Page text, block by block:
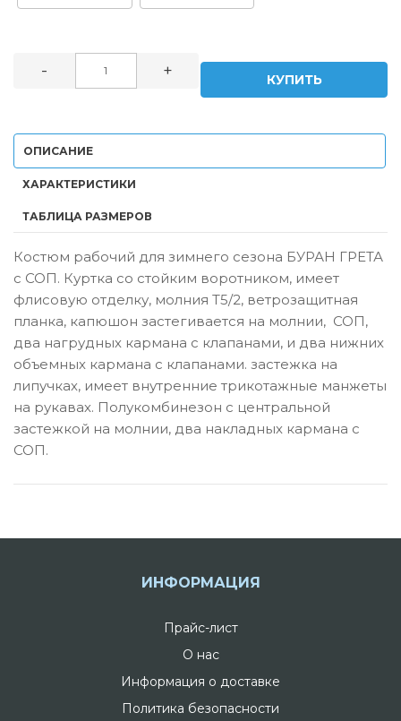
- + КУПИТЬ
ОПИСАНИЕ
ХАРАКТЕРИСТИКИ
ТАБЛИЦА РАЗМЕРОВ
Костюм рабочий для зимнего сезона БУРАН ГРЕТА
с СОП. Куртка со стойким воротником, имеет
флисовую отделку, молния Т5/2, ветрозащитная
планка, капюшон застегивается на молнии, СОП,
два нагрудных кармана с клапанами, и два нижних
объемных кармана с клапанами. застежка на
липучках, имеет внутренние трикотажные манжеты
на рукавах. Полукомбинезон с центральной
застежкой на молнии, два накладных кармана с
СОП.
ИНФОРМАЦИЯ
Прайс-лист
О нас
Информация о доставке
Политика безопасности